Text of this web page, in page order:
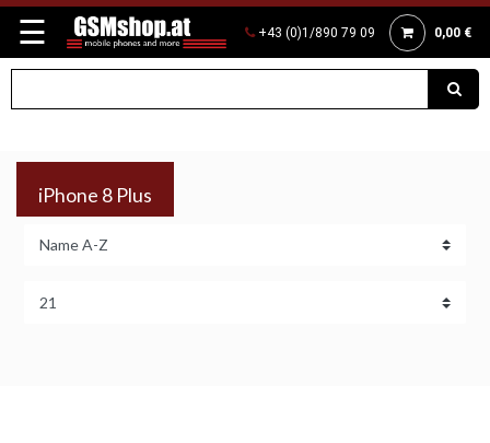
☰ +43 (0)1/890 79 09 0,00 €
iPhone 8 Plus